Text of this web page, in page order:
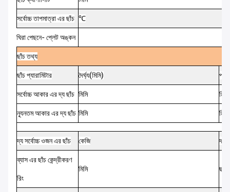
সর্বোচ্চতাপমাত্রাএরছাঁচ ℃
ঘিরাপেছনে-প্লেটঅঙ্কন
ছাঁচতথ্য
ছাঁচপ্যারামিটার দৈর্ঘ্য(মিমি)
সর্বোচ্চআকারএরদ্যছাঁচ মিমি মিমি
ন্যূনতমআকারএরদ্যছাঁচ মিমি মিমি
দ্যসর্বোচ্চওজনএরছাঁচ কেজি দ্য
ব্যাসএরছাঁচকেন্দ্রীকরণ
রিং
মিমি ছাঁচ